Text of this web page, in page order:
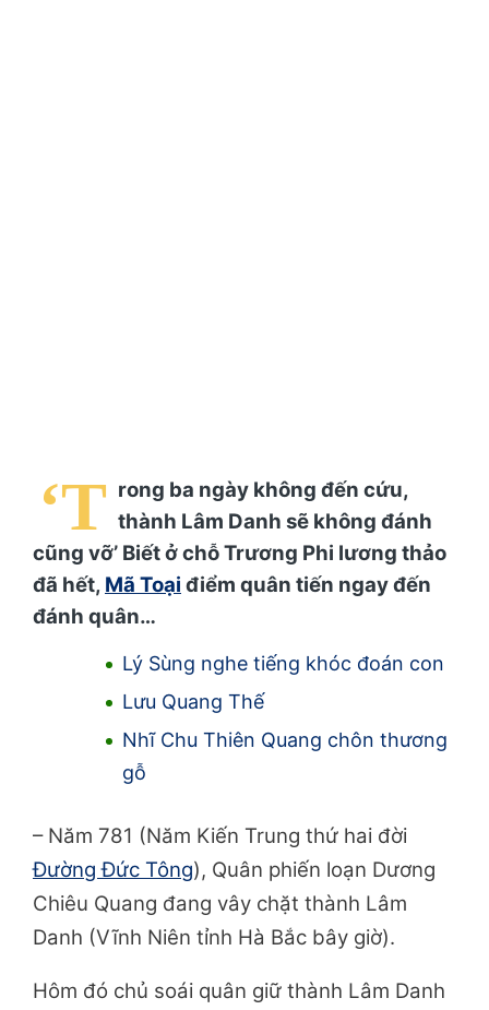
‘T rong ba ngày không đến cứu,
thành Lâm Danh sẽ không đánh
cũng vỡ’ Biết ở chỗ Trương Phi lương thảo
đã hết, Mã Toại điểm quân tiến ngay đến
đánh quân…
Lý Sùng nghe tiếng khóc đoán con
Lưu Quang Thế
Nhĩ Chu Thiên Quang chôn thương
gỗ
– Năm 781 (Năm Kiến Trung thứ hai đời
Đường Đức Tông), Quân phiến loạn Dương
Chiêu Quang đang vây chặt thành Lâm
Danh (Vĩnh Niên tỉnh Hà Bắc bây giờ).
Hôm đó chủ soái quân giữ thành Lâm Danh